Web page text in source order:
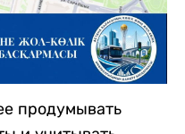
продумывать